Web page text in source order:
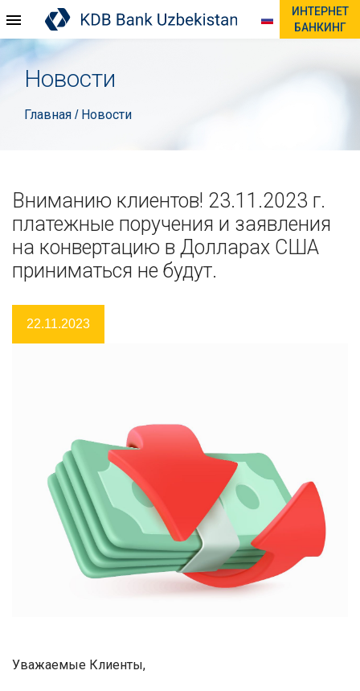
ИНТЕРНЕТ
БАНКИНГ
Новости
Главная / Новости
Вниманию клиентов! 23.11.2023 г.
платежные поручения и заявления
на конвертацию в Долларах США
приниматься не будут.
22.11.2023
Уважаемые Клиенты,